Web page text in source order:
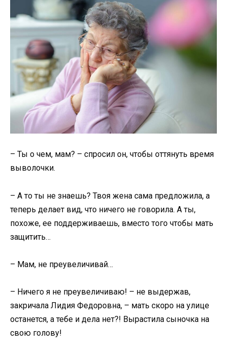
– Ты о чем, мам? – спросил он, чтобы оттянуть время
выволочки.
– А то ты не знаешь? Твоя жена сама предложила, а
теперь делает вид, что ничего не говорила. А ты,
похоже, ее поддерживаешь, вместо того чтобы мать
защитить…
– Мам, не преувеличивай…
– Ничего я не преувеличиваю! – не выдержав,
закричала Лидия Федоровна, – мать скоро на улице
останется, а тебе и дела нет?! Вырастила сыночка на
свою голову!